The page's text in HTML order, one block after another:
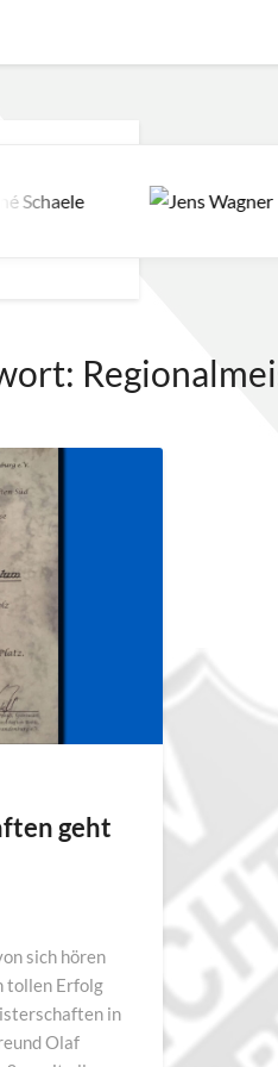
geht
sich hören
tollen Erfolg
in
Olaf